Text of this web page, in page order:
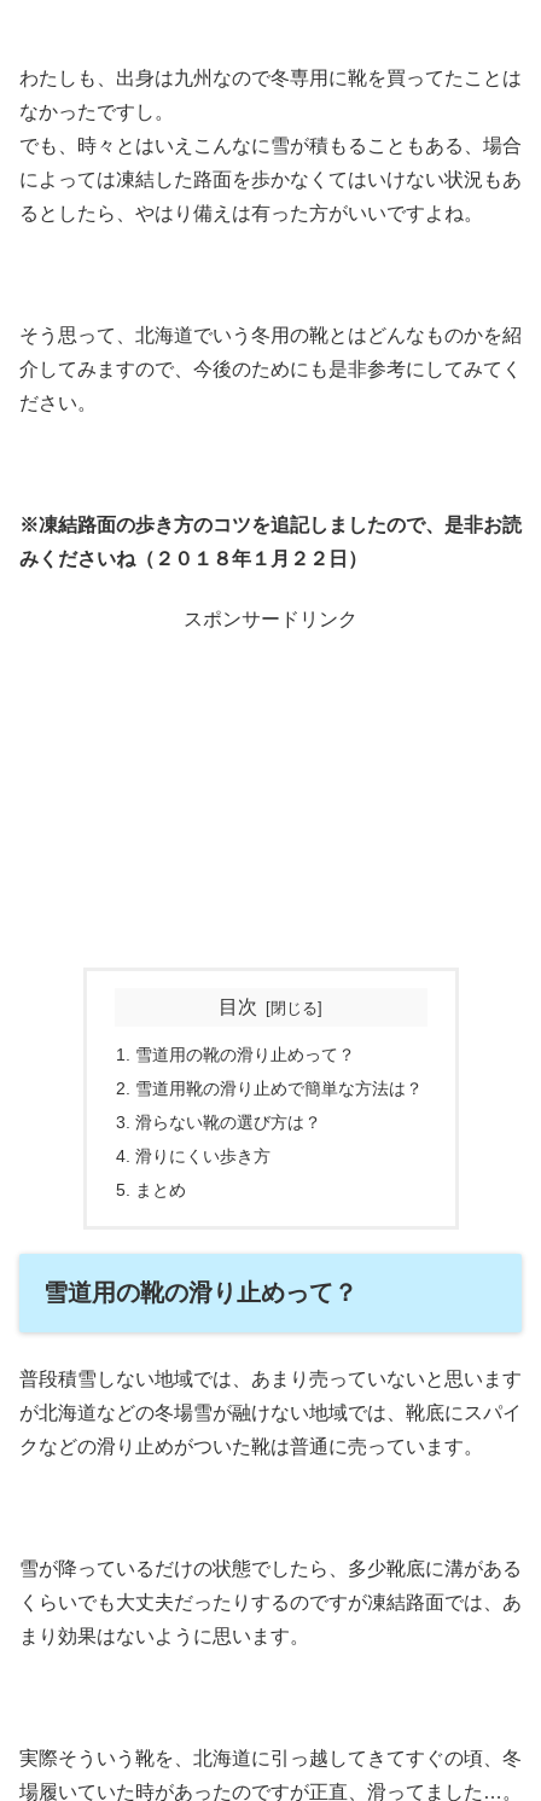
わたしも、出身は九州なので冬専用に靴を買ってたことは
なかったですし。
でも、時々とはいえこんなに雪が積もることもある、場合
によっては凍結した路面を歩かなくてはいけない状況もあ
るとしたら、やはり備えは有った方がいいですよね。
そう思って、北海道でいう冬用の靴とはどんなものかを紹
介してみますので、今後のためにも是非参考にしてみてく
ださい。
※凍結路面の歩き方のコツを追記しましたので、是非お読
みくださいね（２０１８年１月２２日）
スポンサードリンク
目次
雪道用の靴の滑り止めって？
雪道用靴の滑り止めで簡単な方法は？
滑らない靴の選び方は？
滑りにくい歩き方
まとめ
雪道用の靴の滑り止めって？
普段積雪しない地域では、あまり売っていないと思います
が北海道などの冬場雪が融けない地域では、靴底にスパイ
クなどの滑り止めがついた靴は普通に売っています。
雪が降っているだけの状態でしたら、多少靴底に溝がある
くらいでも大丈夫だったりするのですが凍結路面では、あ
まり効果はないように思います。
実際そういう靴を、北海道に引っ越してきてすぐの頃、冬
場履いていた時があったのですが正直、滑ってました…。